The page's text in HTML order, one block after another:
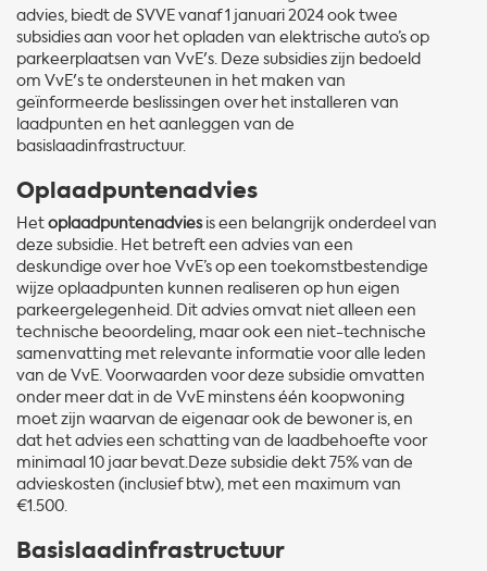
advies, biedt de SVVE vanaf 1 januari 2024 ook twee
subsidies aan voor het opladen van elektrische auto’s op
parkeerplaatsen van VvE's. Deze subsidies zijn bedoeld
om VvE's te ondersteunen in het maken van
geïnformeerde beslissingen over het installeren van
laadpunten en het aanleggen van de
basislaadinfrastructuur.
Oplaadpuntenadvies
Hetoplaadpuntenadviesis een belangrijk onderdeel van
deze subsidie. Het betreft een advies van een
deskundige over hoe VvE’s op een toekomstbestendige
wijze oplaadpunten kunnen realiseren op hun eigen
parkeergelegenheid. Dit advies omvat niet alleen een
technische beoordeling, maar ook een niet-technische
samenvatting met relevante informatie voor alle leden
van de VvE. Voorwaarden voor deze subsidie omvatten
onder meer dat in de VvE minstens één koopwoning
moet zijn waarvan de eigenaar ook de bewoner is, en
dat het advies een schatting van de laadbehoefte voor
minimaal 10 jaar bevat.Deze subsidie dekt 75% van de
advieskosten (inclusief btw), met een maximum van
€1.500.
Basislaadinfrastructuur